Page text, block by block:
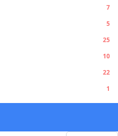
7
5
25
10
22
1